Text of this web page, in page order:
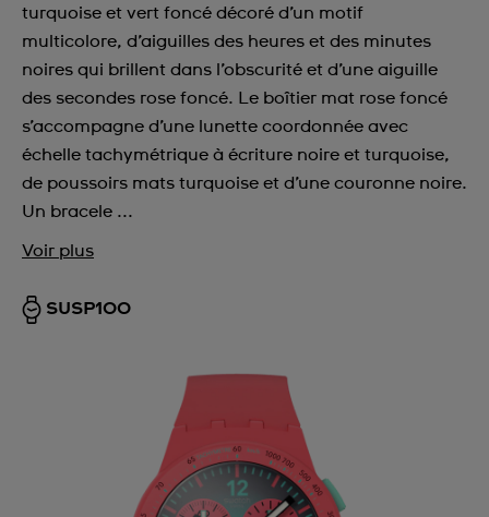
turquoise et vert foncé décoré d’un motif
multicolore, d’aiguilles des heures et des minutes
noires qui brillent dans l’obscurité et d’une aiguille
des secondes rose foncé. Le boîtier mat rose foncé
s’accompagne d’une lunette coordonnée avec
échelle tachymétrique à écriture noire et turquoise,
de poussoirs mats turquoise et d’une couronne noire.
Un bracele ...
Voir plus
SUSP100